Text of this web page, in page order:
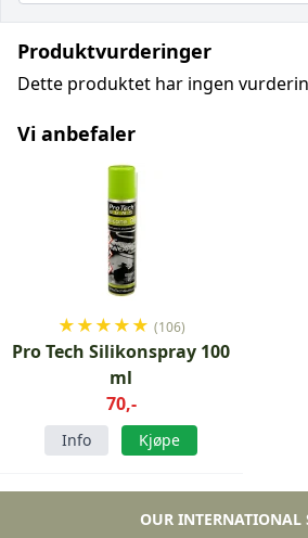
Produktvurderinger
Dette produktet har ingen
Vi anbefaler
★★★★★ (106)
Pro Tech Silikonspray 100
ml
70,-
Info Kjøpe
OUR INTERNATIONAL